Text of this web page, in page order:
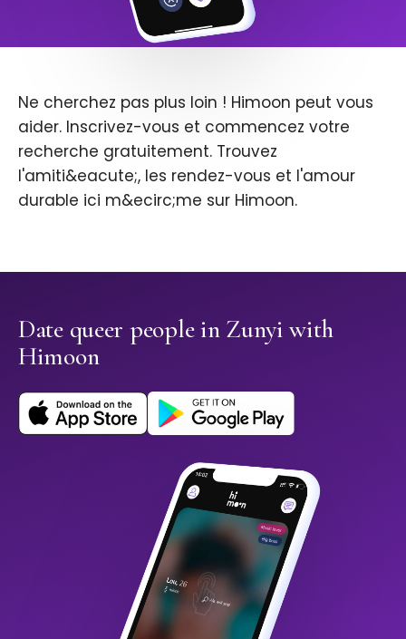
Ne cherchez pas plus loin ! Himoon peut vous
aider. Inscrivez-vous et commencez votre
recherche gratuitement. Trouvez
l'amiti&eacute;, les rendez-vous et l'amour
durable ici m&ecirc;me sur Himoon.
Date queer people in Zunyi with
Himoon